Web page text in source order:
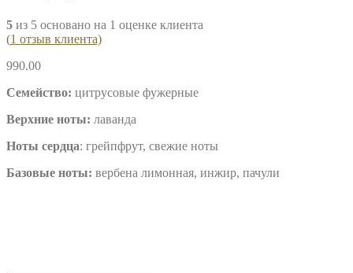
5 из 5 основано на 1 оценке клиента
(1 отзыв клиента)
990.00
Семейство: цитрусовые фужерные
Верхние ноты: лаванда
Ноты сердца: грейпфрут, свежие ноты
Базовые ноты: вербена лимонная, инжир, пачули